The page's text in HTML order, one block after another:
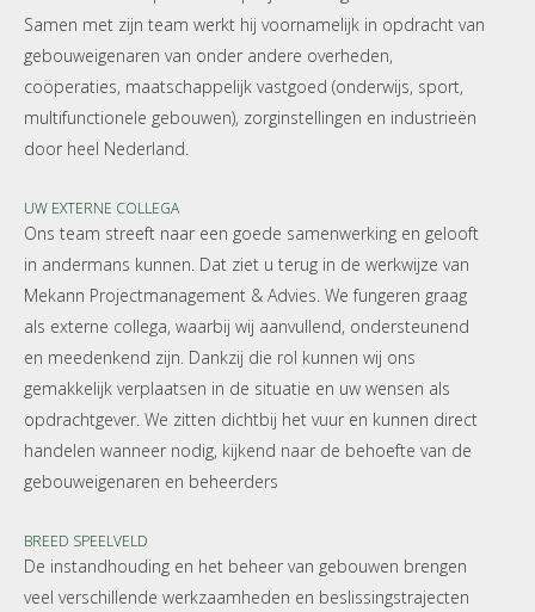
Samen met zijn team werkt hij voornamelijk in opdracht van
gebouweigenaren van onder andere overheden,
coöperaties, maatschappelijk vastgoed (onderwijs, sport,
multifunctionele gebouwen), zorginstellingen en industrieën
door heel Nederland.
UW EXTERNE COLLEGA
Ons team streeft naar een goede samenwerking en gelooft
in andermans kunnen. Dat ziet u terug in de werkwijze van
Mekann Projectmanagement & Advies. We fungeren graag
als externe collega, waarbij wij aanvullend, ondersteunend
en meedenkend zijn. Dankzij die rol kunnen wij ons
gemakkelijk verplaatsen in de situatie en uw wensen als
opdrachtgever. We zitten dichtbij het vuur en kunnen direct
handelen wanneer nodig, kijkend naar de behoefte van de
gebouweigenaren en beheerders
BREED SPEELVELD
De instandhouding en het beheer van gebouwen brengen
veel verschillende werkzaamheden en beslissingstrajecten